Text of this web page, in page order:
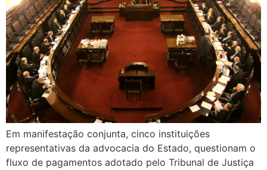
Em manifestação conjunta, cinco instituições
representativas da advocacia do Estado, questionam o
fluxo de pagamentos adotado pelo Tribunal de Justiça